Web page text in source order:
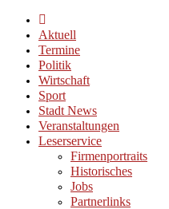
Aktuell
Termine
Politik
Wirtschaft
Sport
Stadt News
Veranstaltungen
Leserservice
Firmenportraits
Historisches
Jobs
Partnerlinks